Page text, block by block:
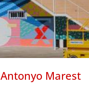
Antonyo Marest